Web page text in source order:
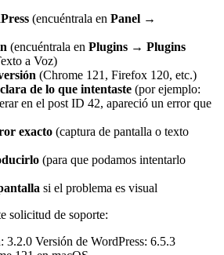
(encuéntrala en Panel →
(encuéntrala en Plugins → Plugins
a Voz)
(Chrome 121, Firefox 120, etc.)
de lo que intentaste (por ejemplo:
en el post ID 42, apareció un error que
exacto (captura de pantalla o texto
(para que podamos intentarlo
si el problema es visual
solicitud de soporte:
3.2.0 Versión de WordPress: 6.5.3